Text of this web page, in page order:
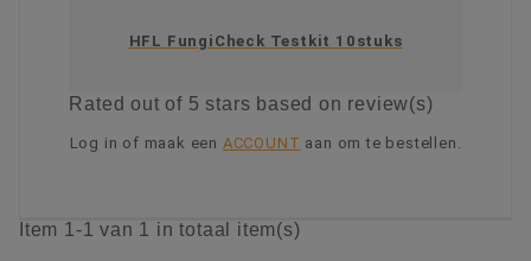
HFL FungiCheck Testkit 10stuks
Ratedout of 5 stars based on review(s)
Log in of maak een ACCOUNT aan om te bestellen.
Item 1-1 van 1 in totaal item(s)